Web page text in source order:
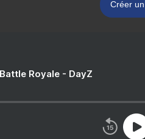
Créer
Royale - DayZ